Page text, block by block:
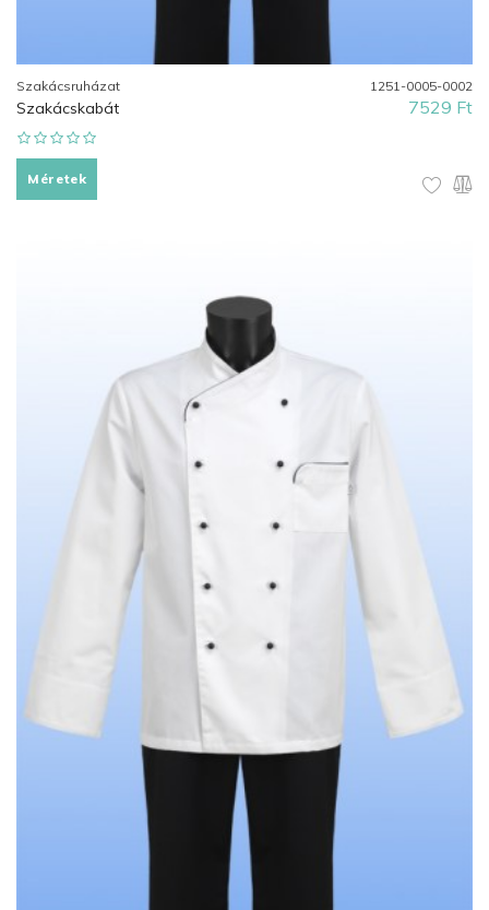
Szakácsruházat 1251-0005-0002
Szakácskabát 7529 Ft
Méretek